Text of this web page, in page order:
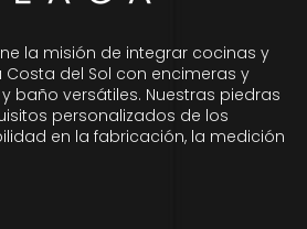
la misión de integrar cocinas y
del Sol con encimeras y
baño versátiles. Nuestras piedras
personalizados de los
en la fabricación, la medición